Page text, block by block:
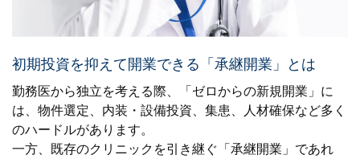
初期投資を抑えて開業できる「承継開業」とは
勤務医から独立を考える際、「ゼロからの新規開業」に
は、物件選定、内装・設備投資、集患、人材確保など多く
のハードルがあります。
一方、既存のクリニックを引き継ぐ「承継開業」であれ